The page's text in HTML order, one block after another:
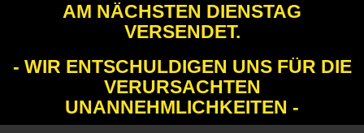
AM NÄCHSTEN DIENSTAG
VERSENDET.
- WIR ENTSCHULDIGEN UNS FÜR DIE
VERURSACHTEN
UNANNEHMLICHKEITEN -